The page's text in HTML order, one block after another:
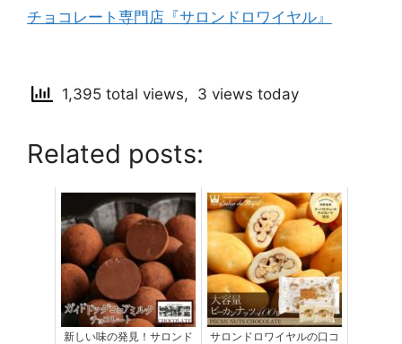
チョコレート専門店『サロンドロワイヤル』
1,395 total views, 3 views today
Related posts:
新しい味の発見！サロンド
サロンドロワイヤルの口コ